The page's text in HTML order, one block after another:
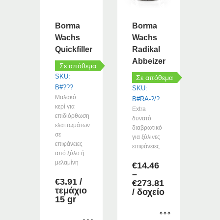
σελίδα
προϊόντος
Borma
Wachs
Quickfiller
Σε απόθεμα
SKU:
B#???
Μαλακό
κερί για
επιδιόρθωση
ελαττωμάτων
σε
επιφάνειες
από ξύλο ή
μελαμίνη
€3.91 /
τεμάχιο
15 gr
Borma
Wachs
Radikal
Abbeizer
Σε απόθεμα
SKU:
B#RA-?/?
Extra
δυνατό
διαβρωτικό
για ξύλινες
επιφάνειες
€14.46
–
€273.81Price
range:
through
/ δοχείο